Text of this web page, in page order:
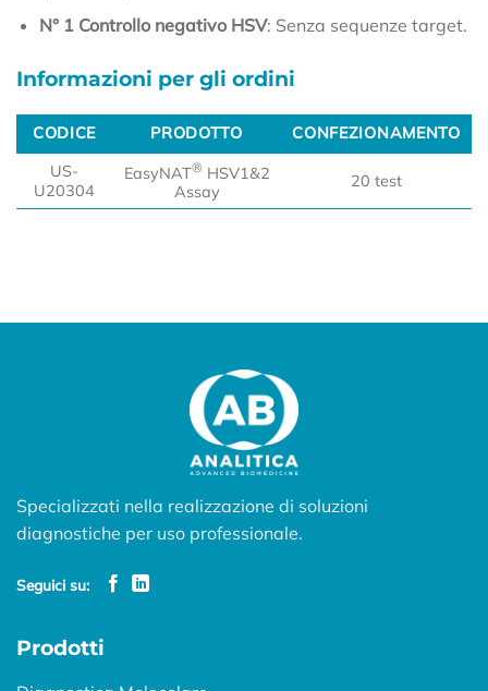
N° 1 Controllo negativo HSV: Senza sequenze target.
Informazioni per gli ordini
CODICE PRODOTTO
CONFEZIONAMENTO
CODICE
PRODOTTO CONFEZIONAMENTO
US-
U20304
EasyNAT®HSV1&2
Assay
20 test
Specializzati nella realizzazione di soluzioni
diagnostiche per uso professionale.
Seguici su:
Prodotti